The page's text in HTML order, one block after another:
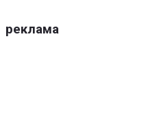
реклама